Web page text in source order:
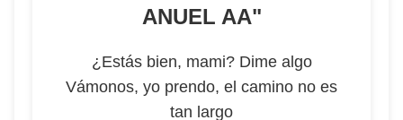
ANUEL AA"
¿Estás bien, mami? Dime algo
Vámonos, yo prendo, el camino no es
tan largo